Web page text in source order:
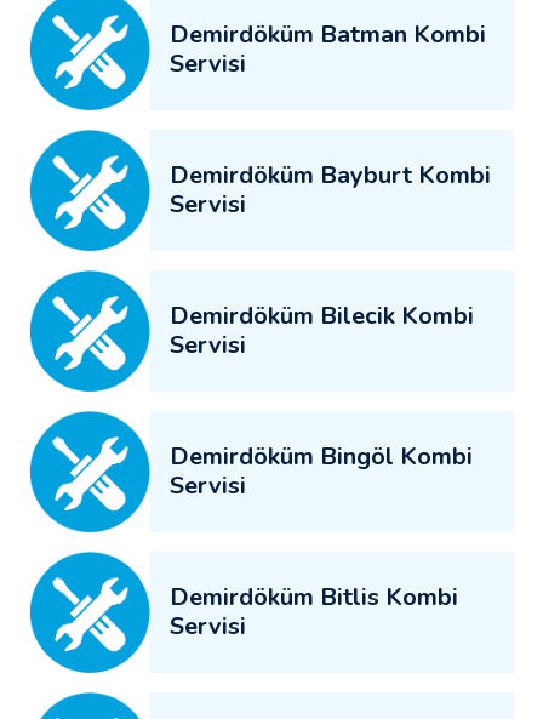
Demirdöküm Batman Kombi
Servisi
Demirdöküm Bayburt Kombi
Servisi
Demirdöküm Bilecik Kombi
Servisi
Demirdöküm Bingöl Kombi
Servisi
Demirdöküm Bitlis Kombi
Servisi